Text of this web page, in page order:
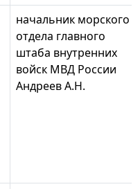
начальник морского
отдела главного
штаба внутренних
войск МВД России
Андреев А.Н.